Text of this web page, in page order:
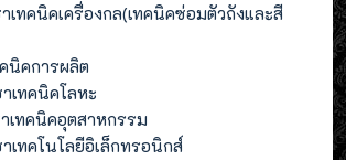
เทคนิคเครื่องกล(เทคนิคซ่อมตัวถังและสี
นิคการผลิต
เทคนิคโลหะ
เทคนิคอุตสาหกรรม
เทคโนโลยีอิเล็กทรอนิกส์